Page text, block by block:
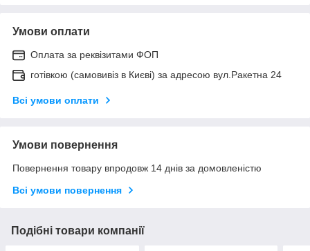
Умови оплати
Оплата за реквізитами ФОП
готівкою (самовивіз в Києві) за адресою вул.Ракетна 24
Всі умови оплати
Умови повернення
Повернення товару впродовж 14 днів за домовленістю
Всі умови повернення
Подібні товари компанії